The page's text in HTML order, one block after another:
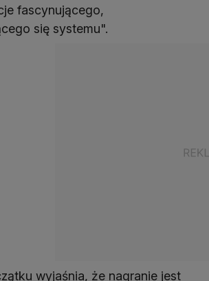
fascynującego,
się systemu".
wyjaśnia, że nagranie jest